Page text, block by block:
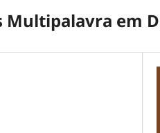
Multipalavra em